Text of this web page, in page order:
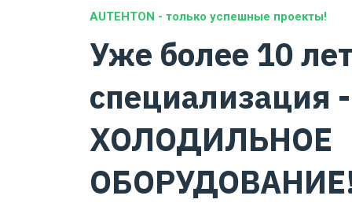
AUTEHTON - только успешные проекты!
Уже более 10
специализация -
ХОЛОДИЛЬНОЕ